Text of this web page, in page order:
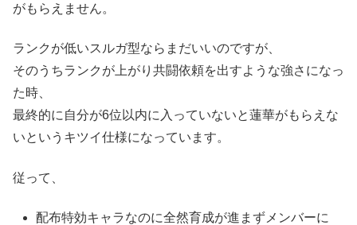
がもらえません。
ランクが低いスルガ型ならまだいいのですが、
そのうちランクが上がり共闘依頼を出すような強さになっ
た時、
最終的に自分が6位以内に入っていないと蓮華がもらえな
いというキツイ仕様になっています。
従って、
配布特効キャラなのに全然育成が進まずメンバーに